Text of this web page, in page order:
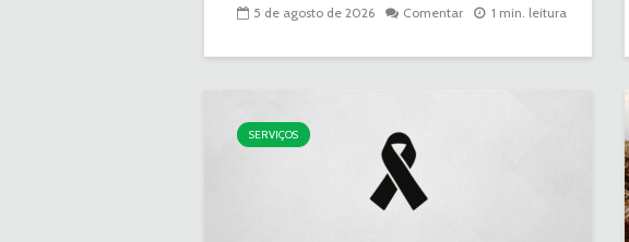
5 de agosto de 2026 Comentar 1 min. leitura
SERVIÇOS